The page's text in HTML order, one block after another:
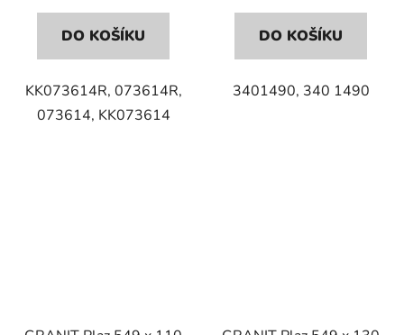
DO KOŠÍKU
KK073614R, 073614R,
073614, KK073614
DO KOŠÍKU
3401490, 340 1490